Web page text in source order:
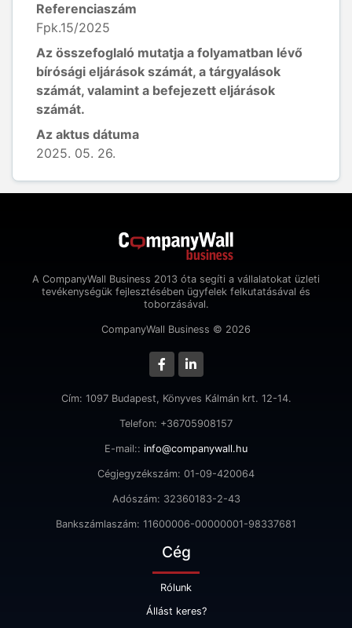
Referenciaszám
Fpk.15/2025
Az összefoglaló mutatja a folyamatban lévő
bírósági eljárások számát, a tárgyalások
számát, valamint a befejezett eljárások
számát.
Az aktus dátuma
2025. 05. 26.
A CompanyWall Business 2013 óta segíti a vállalatokat üzleti
tevékenységük fejlesztésében ügyfelek felkutatásával és
toborzásával.
CompanyWall Business © 2026
Cím: 1097 Budapest, Könyves Kálmán krt. 12-14.
Telefon: +36705908157
E-mail:: info@companywall.hu
Cégjegyzékszám: 01-09-420064
Adószám: 32360183-2-43
Bankszámlaszám: 11600006-00000001-98337681
Cég
Rólunk
Állást keres?